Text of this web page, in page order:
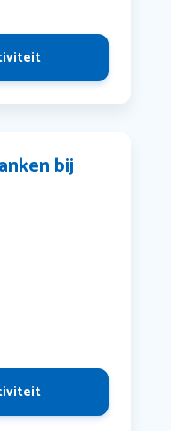
bij